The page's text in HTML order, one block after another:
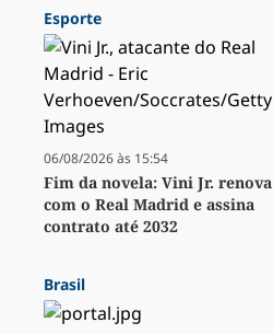
Esporte
06/08/2026 às 15:54
Fim da novela: Vini Jr. renova
com o Real Madrid e assina
contrato até 2032
Brasil